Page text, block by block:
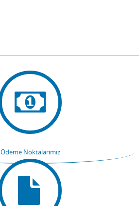
Ödeme Noktalarımız